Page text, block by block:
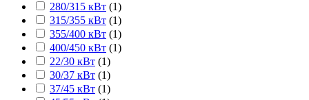
280/315 кВт (1)
315/355 кВт (1)
355/400 кВт (1)
400/450 кВт (1)
22/30 кВт (1)
30/37 кВт (1)
37/45 кВт (1)